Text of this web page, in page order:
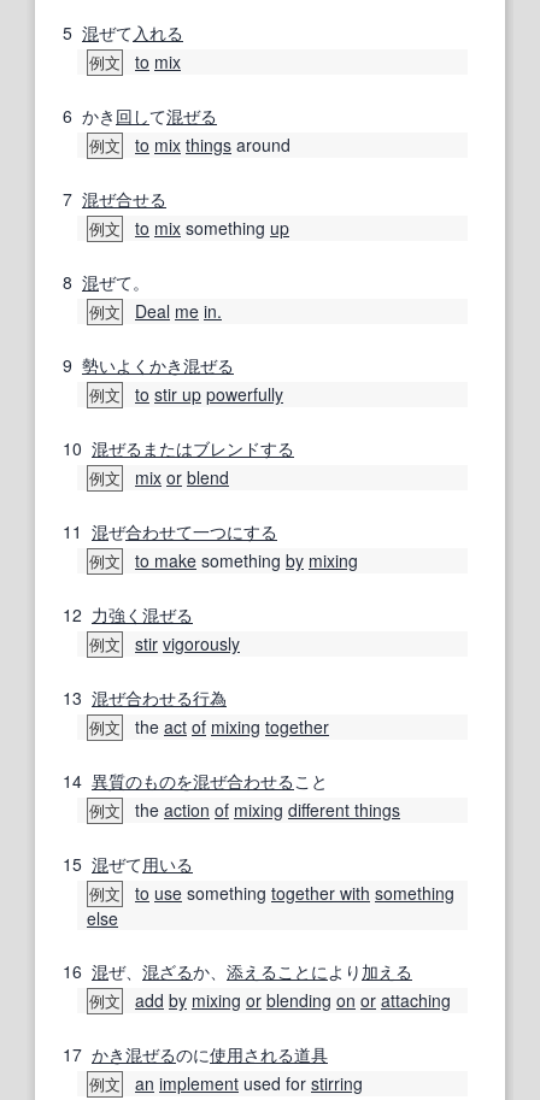
5 混ぜて入れる
例文 to mix
6 かき 回して混ぜる
例文 to mix things around
7 混ぜ合せる
例文 to mix something up
8 混ぜて。
例文 Deal me in.
9 勢いよく かき混ぜる
例文 to stir up powerfully
10 混ぜる またはブレンドする
例文 mix or blend
11 混ぜ合わせて一つにする
例文 to make something by mixing
12 力強く 混ぜる
例文 stir vigorously
13 混ぜ合わせる行為
例文 the act of mixing together
14 異質のものを混ぜ合わせること
例文 the action of mixing different things
15 混ぜて用いる
例文 to use something together with something
else
16 混ぜ、 混ざるか、 添えることにより 加える
例文 add by mixing or blending on or attaching
17 かき混ぜるのに使用される道具
例文 an implement used for stirring